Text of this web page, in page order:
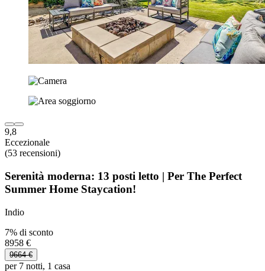
9,8
Eccezionale
(53 recensioni)
Serenità moderna: 13 posti letto | Per The Perfect
Summer Home Staycation!
Indio
7% di sconto
8958 €
9664 €
per 7 notti, 1 casa